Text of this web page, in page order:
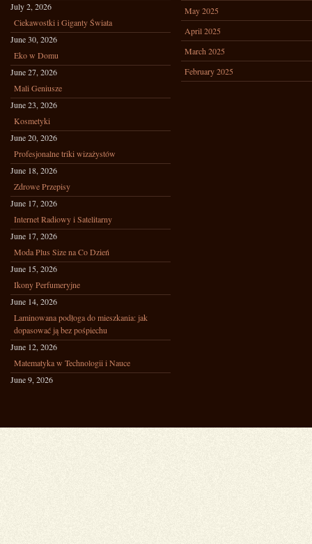
July 2, 2026
Ciekawostki i Giganty Świata
June 30, 2026
Eko w Domu
June 27, 2026
Mali Geniusze
June 23, 2026
Kosmetyki
June 20, 2026
Profesjonalne triki wizażystów
June 18, 2026
Zdrowe Przepisy
June 17, 2026
Internet Radiowy i Satelitarny
June 17, 2026
Moda Plus Size na Co Dzień
June 15, 2026
Ikony Perfumeryjne
June 14, 2026
Laminowana podłoga do mieszkania: jak
dopasować ją bez pośpiechu
June 12, 2026
Matematyka w Technologii i Nauce
June 9, 2026
May 2025
April 2025
March 2025
February 2025